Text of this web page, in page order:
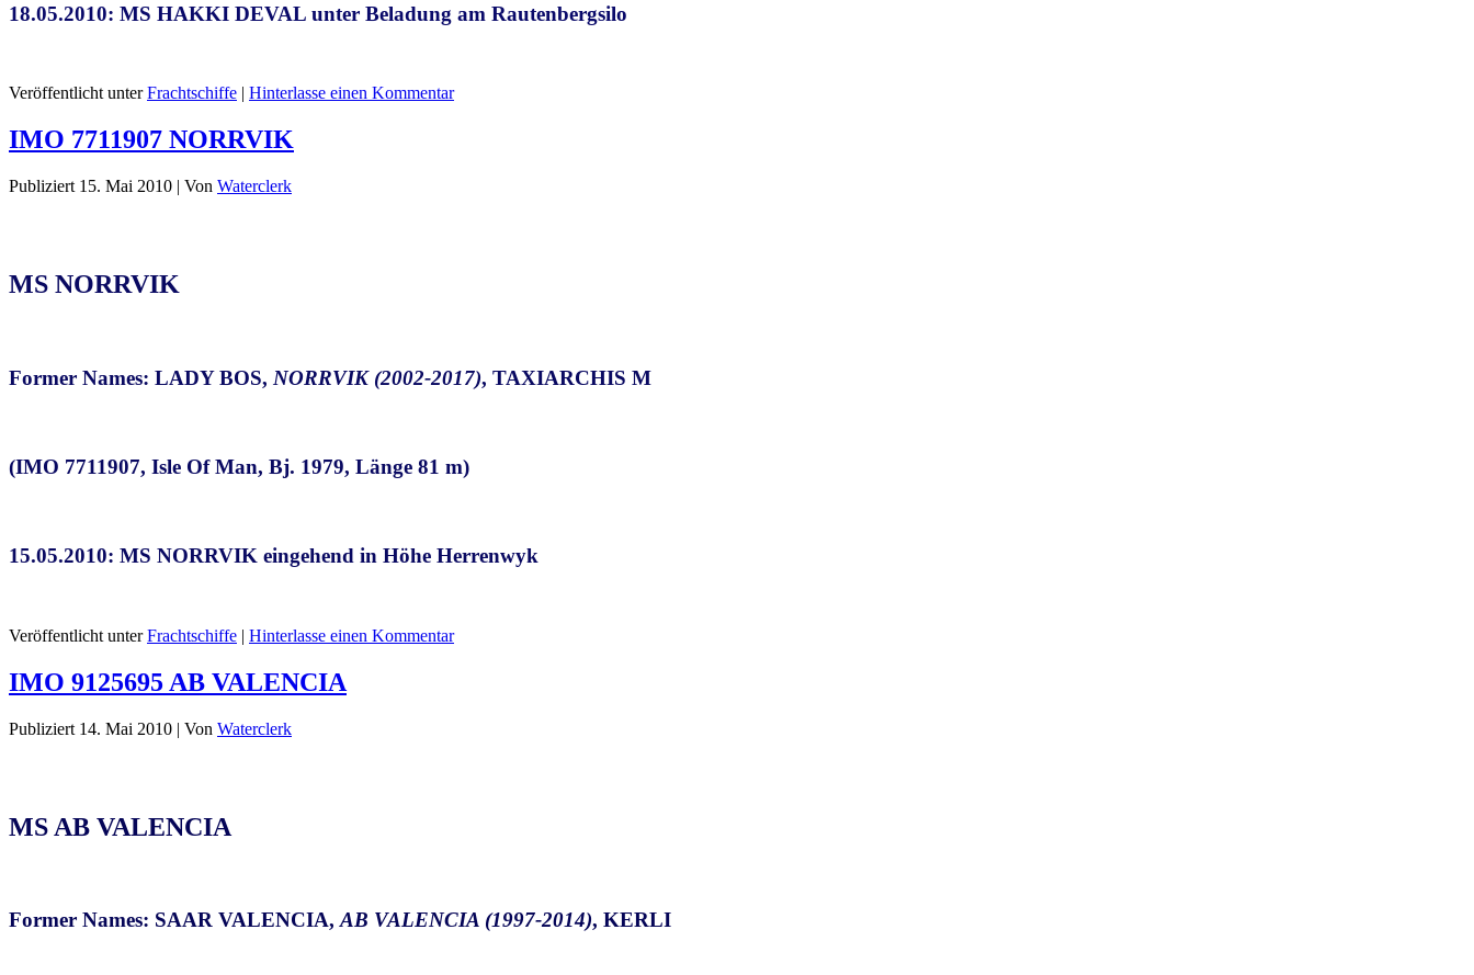
18.05.2010: MS HAKKI DEVAL unter Beladung am Rautenbergsilo
Veröffentlicht unter Frachtschiffe | Hinterlasse einen Kommentar
IMO 7711907 NORRVIK
Publiziert 15. Mai 2010 | Von Waterclerk
MS NORRVIK
Former Names: LADY BOS, NORRVIK (2002-2017), TAXIARCHIS M
(IMO 7711907, Isle Of Man, Bj. 1979, Länge 81 m)
15.05.2010: MS NORRVIK eingehend in Höhe Herrenwyk
Veröffentlicht unter Frachtschiffe | Hinterlasse einen Kommentar
IMO 9125695 AB VALENCIA
Publiziert 14. Mai 2010 | Von Waterclerk
MS AB VALENCIA
Former Names: SAAR VALENCIA,AB VALENCIA (1997-2014), KERLI